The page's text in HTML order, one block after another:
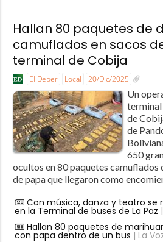
Hallan 80 paquetes de
camuflados en sacos
terminal de Cobija
El Deber Local 20/Dic/2025
Un
terminal
de
de
650
ocultos en 80 paquetes
de papa que llegaron como
Con música, danza y teatro se
en la Terminal de buses de La Paz
Hallan 80 paquetes de
con papa dentro de un bus | La